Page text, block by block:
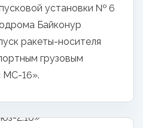
установки № 6
Байконур
ракеты-носителя
грузовым
МС-16».